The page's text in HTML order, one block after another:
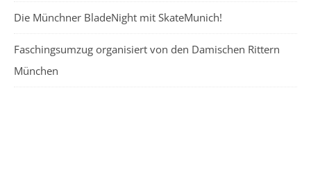
Die Münchner BladeNight mit SkateMunich!
Faschingsumzug organisiert von den Damischen Rittern
München